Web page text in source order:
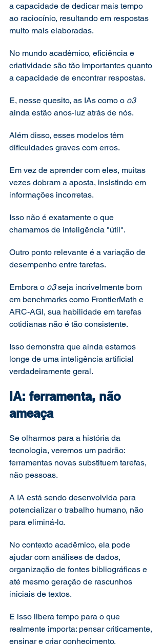
a capacidade de dedicar mais tempo
ao raciocínio, resultando em respostas
muito mais elaboradas.
No mundo acadêmico, eficiência e
criatividade são tão importantes quanto
a capacidade de encontrar respostas.
E, nesse quesito, as IAs como o o3
ainda estão anos-luz atrás de nós.
Além disso, esses modelos têm
dificuldades graves com erros.
Em vez de aprender com eles, muitas
vezes dobram a aposta, insistindo em
informações incorretas.
Isso não é exatamente o que
chamamos de inteligência "útil".
Outro ponto relevante é a variação de
desempenho entre tarefas.
Embora o o3 seja incrivelmente bom
em benchmarks como FrontierMath e
ARC-AGI, sua habilidade em tarefas
cotidianas não é tão consistente.
Isso demonstra que ainda estamos
longe de uma inteligência artificial
verdadeiramente geral.
IA: ferramenta, não
ameaça
Se olharmos para a história da
tecnologia, veremos um padrão:
ferramentas novas substituem tarefas,
não pessoas.
A IA está sendo desenvolvida para
potencializar o trabalho humano, não
para eliminá-lo.
No contexto acadêmico, ela pode
ajudar com análises de dados,
organização de fontes bibliográficas e
até mesmo geração de rascunhos
iniciais de textos.
E isso libera tempo para o que
realmente importa: pensar criticamente,
ensinar e criar conhecimento.